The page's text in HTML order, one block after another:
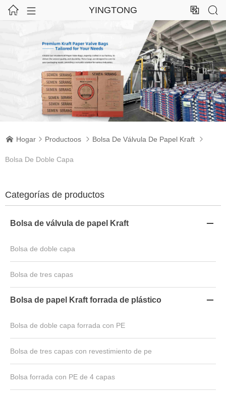
  YINGTONG  
 Hogar  Productoos  Bolsa De Válvula De Papel Kraft 
Bolsa De Doble Capa
Categorías de productos
Bolsa de válvula de papel Kraft 
Bolsa de doble capa
Bolsa de tres capas
Bolsa de papel Kraft forrada de plástico 
Bolsa de doble capa forrada con PE
Bolsa de tres capas con revestimiento de pe
Bolsa forrada con PE de 4 capas